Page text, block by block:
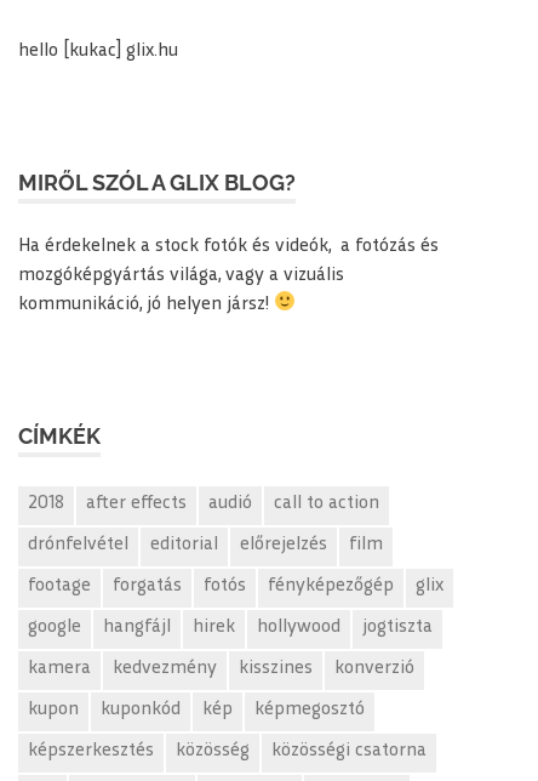
hello [kukac] glix.hu
MIRŐL SZÓL A GLIX BLOG?
Ha érdekelnek a stock fotók és videók, a fotózás és
mozgóképgyártás világa, vagy a vizuális
kommunikáció, jó helyen jársz!
CÍMKÉK
2018 after effects audió call to action
drónfelvétel editorial előrejelzés film
footage forgatás fotós fényképezőgép glix
google hangfájl hirek hollywood jogtiszta
kamera kedvezmény kisszines konverzió
kupon kuponkód kép képmegosztó
képszerkesztés közösség közösségi csatorna